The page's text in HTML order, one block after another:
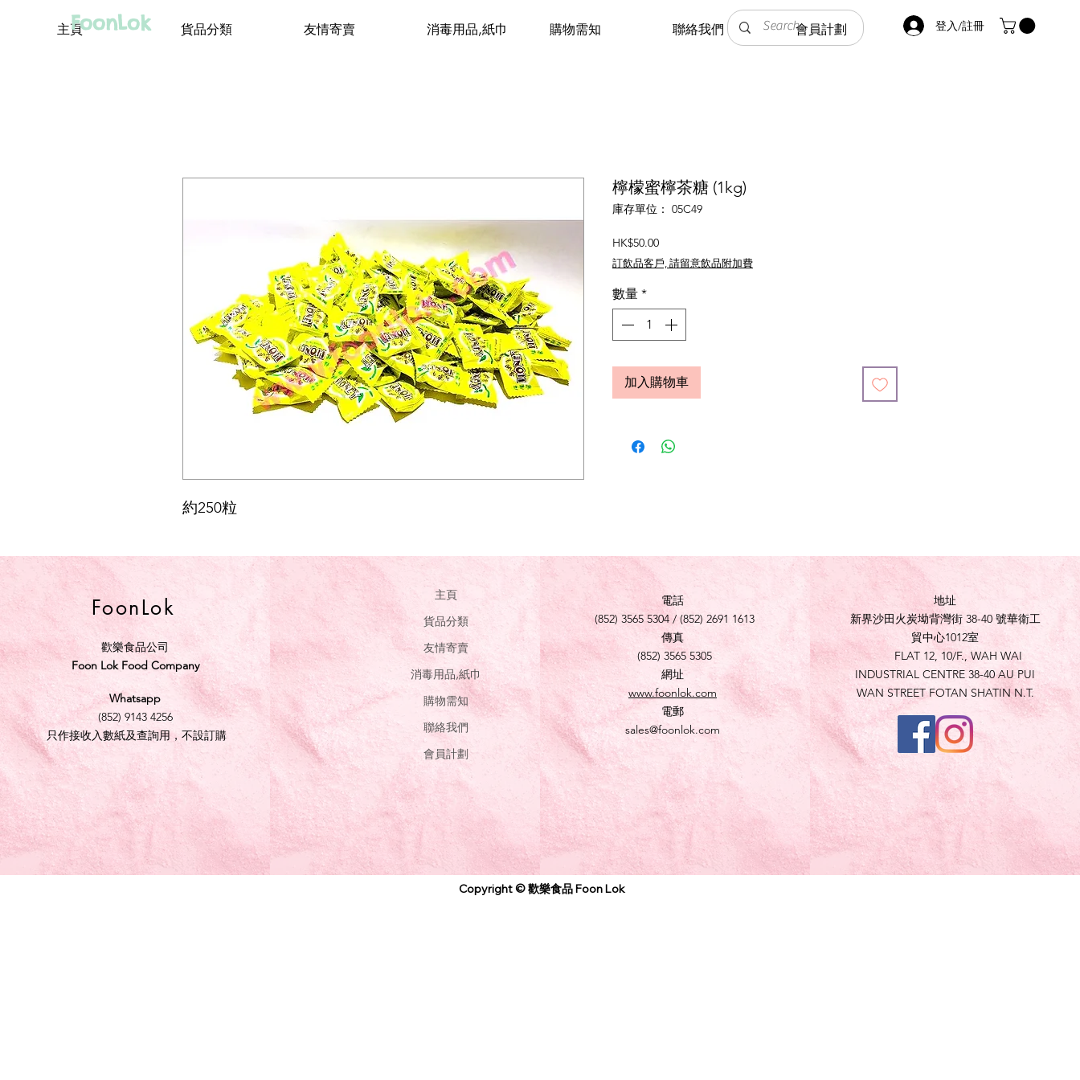
FoonLok 登入/註冊
主頁 貨品分類 友情寄賣 消毒用品,紙巾 購物需知 聯絡我們 會員計劃
約250粒
檸檬蜜檸茶糖 (1kg)
庫存單位： 05C49
HK$50.00價
格
訂飲品客戶, 請留意飲品附加費
數量 *
加入購物車
FoonLok
歡樂食品公司
Foon Lok Food Company
Whatsapp
(852) 9143 4256
只作接收入數紙及查詢用，不設訂購
主頁
貨品分類
友情寄賣
消毒用品,紙巾
購物需知
聯絡我們
會員計劃
電話
(852) 3565 5304 / (852) 2691 1613
傳真
(852) 3565 5305
網址
www.foonlok.com
電郵
sales@foonlok.com
地址
新界沙田火炭坳背灣街 38-40 號華衛工
貿中心1012室
FLAT 12, 10/F., WAH WAI
INDUSTRIAL CENTRE 38-40 AU PUI
WAN STREET FOTAN SHATIN N.T.
Copyright © 歡樂食品 Foon Lok